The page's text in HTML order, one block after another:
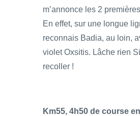
m’annonce les 2
En effet, sur une longue
reconnais Badia, au loin,
violet Oxsitis. Lâche rien
recoller !
Km55, 4h50 de course